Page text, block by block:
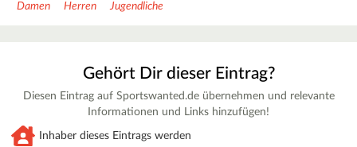
Damen Herren Jugendliche
Gehört Dir dieser Eintrag?
Diesen Eintrag auf Sportswanted.de übernehmen und relevante
Informationen und Links hinzufügen!
Inhaber dieses Eintrags werden